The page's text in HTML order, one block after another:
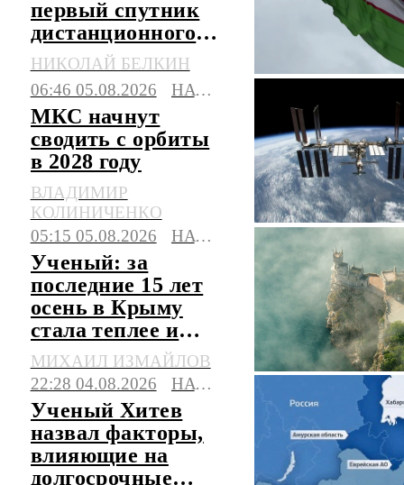
первый спутник
дистанционного
зондирования
НИКОЛАЙ БЕЛКИН
06:46 05.08.2026
НАУКА
МКС начнут
сводить с орбиты
в 2028 году
ВЛАДИМИР
КОЛИНИЧЕНКО
05:15 05.08.2026
НАУКА
Ученый: за
последние 15 лет
осень в Крыму
стала теплее и
длиннее
МИХАИЛ ИЗМАЙЛОВ
22:28 04.08.2026
НАУКА
Ученый Хитев
назвал факторы,
влияющие на
долгосрочные